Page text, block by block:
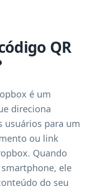
QR
é um
direciona
usuários para um
ou link
Quando
ele
do seu